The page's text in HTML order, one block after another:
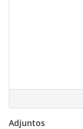
Adjuntos